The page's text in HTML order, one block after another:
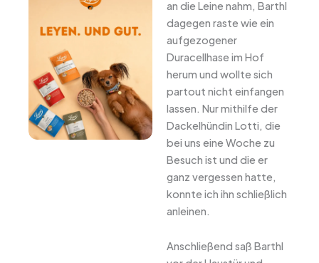
an die Leine nahm, Barthl
dagegen raste wie ein
aufgezogener
Duracellhase im Hof
herum und wollte sich
partout nicht einfangen
lassen. Nur mithilfe der
Dackelhündin Lotti, die
bei uns eine Woche zu
Besuch ist und die er
ganz vergessen hatte,
konnte ich ihn schließlich
anleinen.
Anschließend saß Barthl